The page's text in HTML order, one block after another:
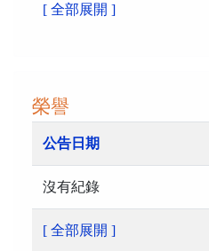
[ 全部展開 ]
榮譽
公告日期
沒有紀錄
[ 全部展開 ]